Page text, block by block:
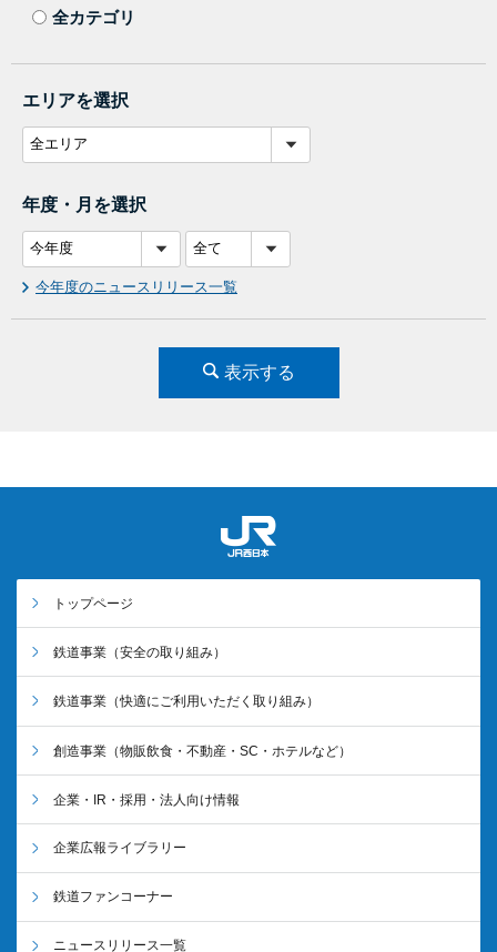
全カテゴリ
エリアを選択
年度・月を選択
今年度のニュースリリース一覧
表示する
トップページ
鉄道事業 （安全の取り組み）
鉄道事業 （快適にご利用いただく取り組み）
創造事業 （物販飲食・不動産・SC・ホテルなど）
企業・IR・採用・法人向け情報
企業広報ライブラリー
鉄道ファンコーナー
ニュースリリース一覧